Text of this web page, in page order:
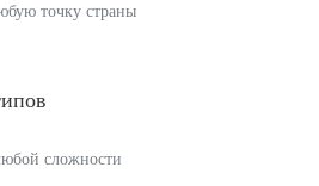
точку страны
сложности